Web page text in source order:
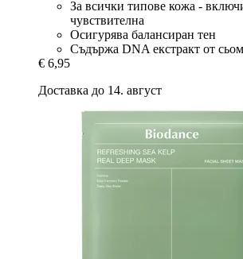
За всички типове кожа -
чувствителна
Осигурява балансиран тен
Съдържа DNA екстракт от
€ 6,95
Доставка до 14. август